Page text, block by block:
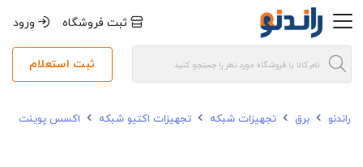
ثبت فروشگاه ورود
ثبت استعلام
راندنو برق تجهیزات شبکه تجهیزات اکتیو شبکه اکسس پوینت